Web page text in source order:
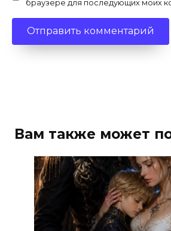
браузере для последующих моих
Вам также может